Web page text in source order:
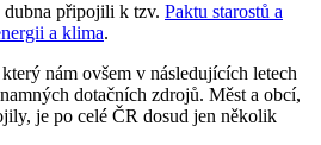
dubna připojili k tzv. Paktu starostů a
a klima.
nám ovšem v následujících letech
dotačních zdrojů. Měst a obcí,
je po celé ČR dosud jen několik